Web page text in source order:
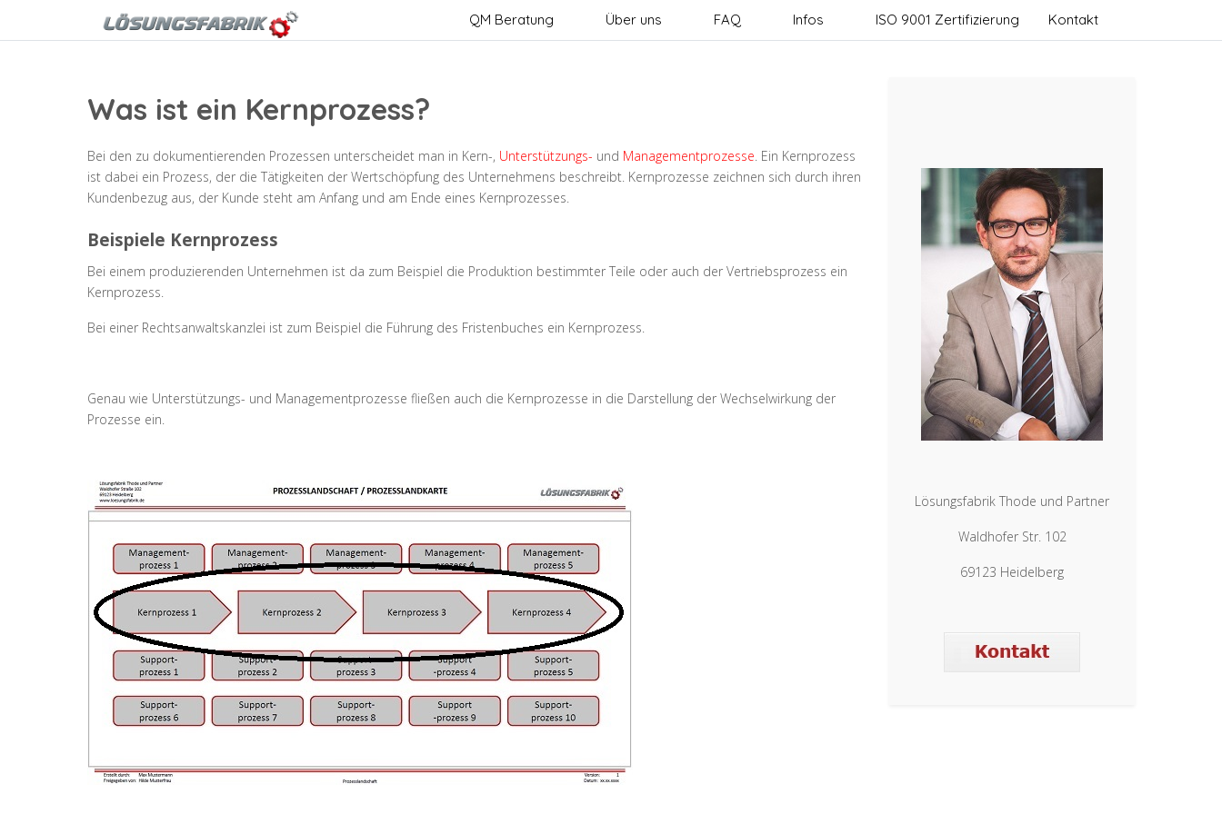
QM Beratung Über uns FAQ Infos ISO 9001 Zertifizierung Kontakt
Was ist ein Kernprozess?
Bei den zu dokumentierenden Prozessen unterscheidet man in Kern-, Unterstützungs- und Managementprozesse. Ein Kernprozess
ist dabei ein Prozess, der die Tätigkeiten der Wertschöpfung des Unternehmens beschreibt. Kernprozesse zeichnen sich durch ihren
Kundenbezug aus, der Kunde steht am Anfang und am Ende eines Kernprozesses.
Beispiele Kernprozess
Bei einem produzierenden Unternehmen ist da zum Beispiel die Produktion bestimmter Teile oder auch der Vertriebsprozess ein
Kernprozess.
Bei einer Rechtsanwaltskanzlei ist zum Beispiel die Führung des Fristenbuches ein Kernprozess.
Genau wie Unterstützungs- und Managementprozesse fließen auch die Kernprozesse in die Darstellung der Wechselwirkung der
Prozesse ein.
Lösungsfabrik Thode und Partner
Waldhofer Str. 102
69123 Heidelberg